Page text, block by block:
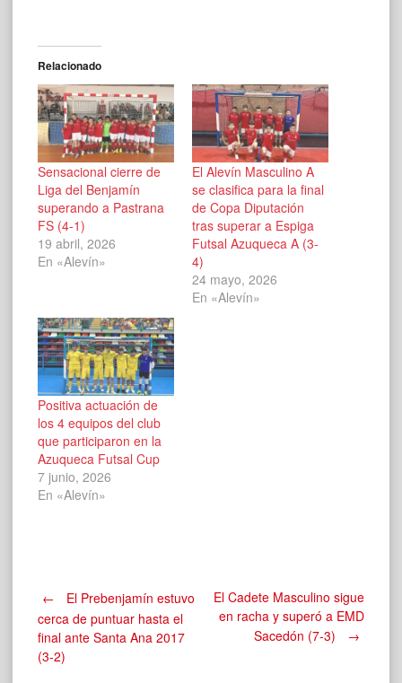
Relacionado
Sensacional cierre de
Liga del Benjamín
superando a Pastrana
FS (4-1)
19 abril, 2026
En «Alevín»
El Alevín Masculino A
se clasifica para la final
de Copa Diputación
tras superar a Espiga
Futsal Azuqueca A (3-
4)
24 mayo, 2026
En «Alevín»
Positiva actuación de
los 4 equipos del club
que participaron en la
Azuqueca Futsal Cup
7 junio, 2026
En «Alevín»
Navegación
de
←
El Prebenjamín estuvo
cerca de puntuar hasta el
final ante Santa Ana 2017
(3-2)
El Cadete Masculino sigue
en racha y superó a EMD
Sacedón (7-3)
→